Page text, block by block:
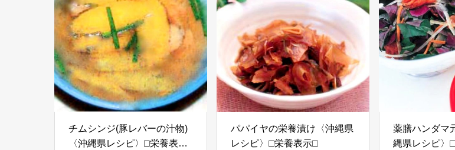
チムシンジ(豚レバーの汁物)
〈沖縄県レシピ〉□栄養表示
パパイヤの栄養漬け〈沖縄県
レシピ〉□栄養表示□
薬膳ハンダマ
縄県レシピ〉